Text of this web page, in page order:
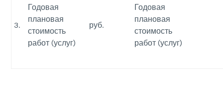
3.
Годовая
плановая
стоимость
работ (услуг)
руб.
Годовая
плановая
стоимость
работ (услуг)